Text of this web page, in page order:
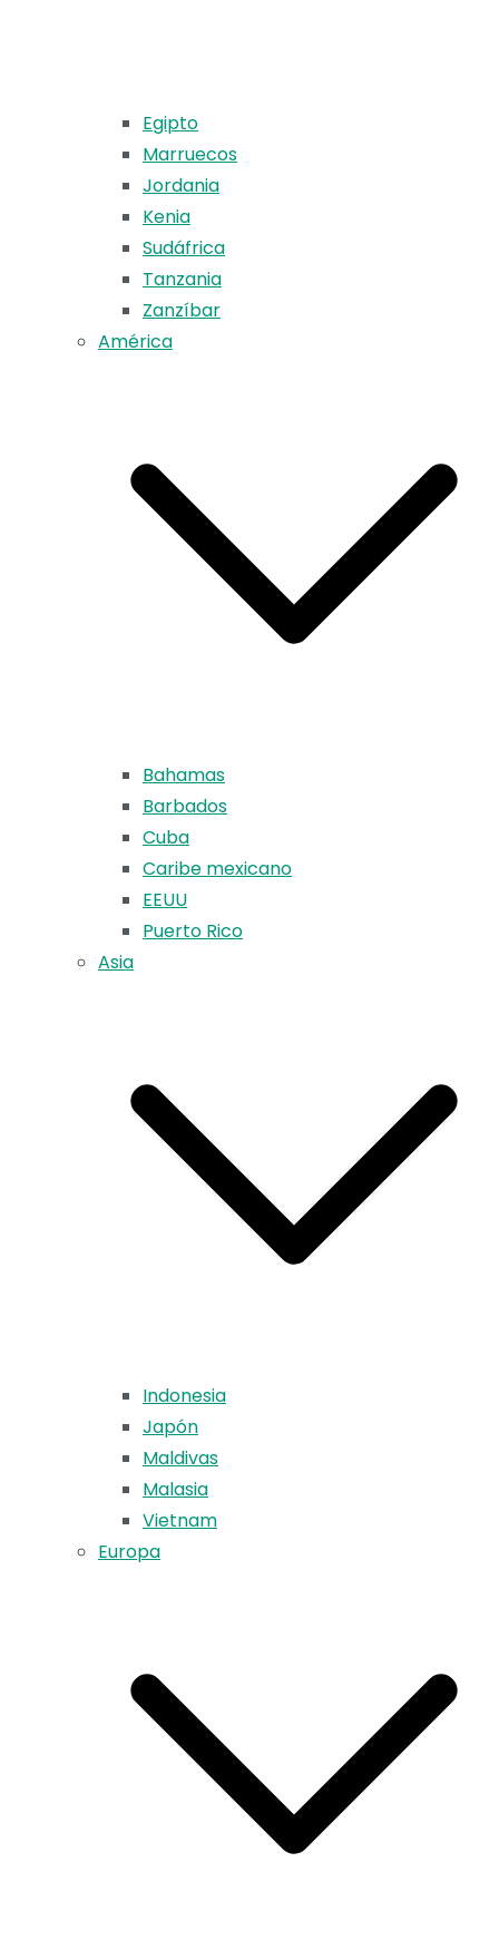
Egipto
Marruecos
Jordania
Kenia
Sudáfrica
Tanzania
Zanzíbar
América
Bahamas
Barbados
Cuba
Caribe mexicano
EEUU
Puerto Rico
Asia
Indonesia
Japón
Maldivas
Malasia
Vietnam
Europa